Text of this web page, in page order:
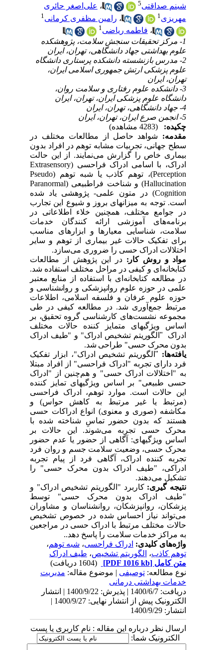
شبنم صداقتی ،علی‌اصغر حائری
مهریزی
،رامین مظفری کرمانی
،فاطمه ریاضی
1- مرکز تحقیقات سنجش سلامت، پژوهشکده
علوم بهداشتی جهاد دانشگاهی، تهران، ایران
2- مدرس بازنشسته دانشکده پرستاری دانشگاه
علوم پزشکی ارتش جمهوری اسلامی ایران،
تهران، ایران
3- دانشکده علوم رفتاری و سلامت روان،
دانشگاه علوم پزشکی ایران، تهران، ایران
چکیده:
مقدمه:شواهد حاصل از مطالعات مختلف در
سطح جهانی، تجربیات مشابه توهم در افراد بدون
بیماری خاص را گزارش می‌نمایند. از این حالت
ادراک، با اسامی ادراک فراحسی ( Extrasensory
Perception)، توهم کاذب یا شبه توهم (
Pseudo
Hallucination) و شناخت فراطبیعی (Paranormal
Cognition) در متون علمی- پژوهشی یاد شده
است. توجه به میزانهای بروز و شیوع این تجارب
در جوامع مختلف، همچنین خلاء اطلاعاتی در
برنامه‌های آموزشی ارائه کنندگان خدمات
سلامت، شناسایی معیارها و ابزارهای مناسب
برای تفکیک حالات غیر بیماری از توهم و سایر
اختلالات ادراک حسی را ضروری می‌سازد.
مواد و روش کار: در این پژوهش از مطالعات
کتابخانه‌ای و کیفی در مراحل مختلف استفاده شد.
در مطالعه کتابخانه‌ای با استفاده از منابع معتبر
علمی در حوزه علوم روانپزشکی و روانشناسی و
حوزه علوم عرفان و فلسفه اسلامی، اطلاعات
مرتبط جمع‌آوری شد. در مطالعه کیفی در طی
مجموعه نشست‌های کارشناسی گروه تحقیق، بر
اساس ویژگیهای متمایز کننده حالات مختلف
ادراک "
الگوریتم تشخیص ادراک" و "طیف ادراک
بدون محرک حسی" طراحی شد.
یافته‌ها: " الگوریتم تشخیص ادراک"، ابزار تفکیک
فرد دارای تجربه "ادراک فراحسی" از افراد مبتلا
به "اختلالات ادراک حسی" و هم‌چنین از "ادراک
حسی طبیعی" بر اساس ویژگیهای تمایز کننده
این حالات است. موارد توهم، ادراک فراحسی
(مرتبط یا غیر مرتبط به کاهش حواس) و
مکاشفه (صوری و معنوی) انواع ادراکات حسی
هستند که بدون حضور تماسِ شناخته شده با
محرک حسی تجربه می‌شوند. این حالات بر
اساس ویژگیهای: آگاهی از حضور یا عدم حضور
محرک حسی، وضعیت سلامت جسم و روان فرد
تجربه کننده ادراک، آگاهی فرد از پیام تجربه
ادراکی، "طیف ادراک بدون محرک حسی" را
تشکیل می‌دهند.
نتیجه گیری:کاربرد "الگوریتم تشخیص ادراک" و
"طیف ادراک بدون محرک حسی" توسط
پزشکان، روانپزشکان، روانشناسان و مشاوران
می‌تواند نیاز احساس شده در خصوص تشخیص
حالات مختلف مرتبط با ادراک حسی در مراجعین
به مراکز خدمات سلامت را پاسخ ‌دهد..
واژه‌های کلیدی:ادراک فراحسی،شبه توهم،
توهم کاذب،الگوریتم تشخیص،طیف ادراک
متن کامل[PDF 1016 kb]
نوع مطالعه:توصیفی| موضوع مقاله:مدیریت
خدمات بهداشتی درمانی
دریافت: 1400/6/7 | پذیرش: 1400/9/22 | انتشار
الکترونیک پیش از انتشار نهایی: 1400/9/27 |
انتشار: 1400/9/29
ارسال نظر درباره این مقاله : نام کاربری یا پست
الکترونیک شما: